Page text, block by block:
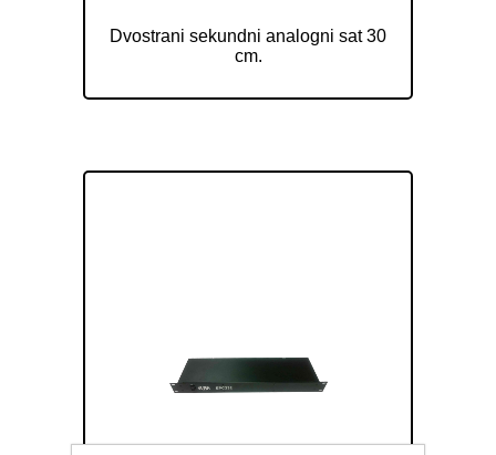
Dvostrani sekundni analogni sat 30
cm.